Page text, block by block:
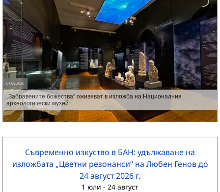
„Забравените божества“ оживяват в изложба на Националния
археологически музей
07.08.2026
Съвременно изкуство в БАН: удължаване на
изложбата „Цветни резонанси“ на Любен Генов до
24 август 2026 г.
1 юли - 24 август